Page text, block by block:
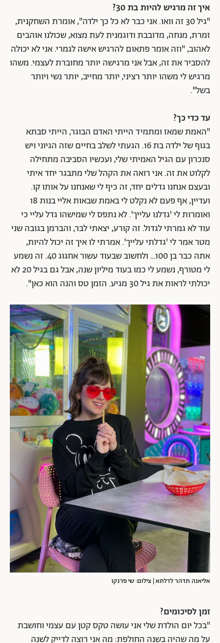
איך זה מרגיש להיות בת 30?
"גיל 30 זה וואו. אני כבר לא כל כך ילדה", אומרת השחקנית,
זמרת, מנחה, מדובבת ודוגמנית לעת מצוא, שכולנו אוהבים
לאהוב, "וזה אומר פתאום להרגיש אישה לגמרי. אני לא יכולה
להסביר את זה, אבל אני מרגישה יותר מחוברת לעצמי. משהו
מרגיש לי משהו יותר רציני, יותר מחייב, יותר נשי ויותר
בשל".
עד כדי כך?
"האמת שמאז ומתמיד הייתי האדם הבוגר, הייתי סבתא
בגוף של ילדה בת 16. הגעתי לשלב בחיים שזה הגיוני ויש
סנכרון עם הגיל האמיתי שלי, ועכשיו הסביבה מתחילה
לקלוט את זה. אני רואה את הקהל שלי מתבגר יחד איתי
ובעצם אנחנו גדלים יחד, זה כיף לי שאנחנו על אותו קו.
ועדיין, אף פעם לא נקלט לי באמת שבאות אליי בנות 18
ואומרות לי 'גדלנו עלייך'. לא נתפס לי שמישהו גדל עליי כי
עוד לא גמרתי לגדול. זה קורע, יצאתי לבר, והברמן בגובה שני
מטר אמר לי 'גדלתי עלייך'. אמרתי לו איך זה יכול להיות,
אתה כבר בן 100… ולחשוב שבעוד עשור אחגוג 40. זה נשמע
לי מטורף, נשמע לי כמו בעוד מיליון שנה, אבל גם בגיל 20 לא
יכולתי לראות את גיל 30 מגיע. הזמן טס והנה הוא כאן".
אליאנה תדהר לדלתא | צילום: שי פרנקו
זמן לסיכומים?
"בכל יום הולדת שלי אני עושה טקס קטן עם עצמי וחושבת
על מה שהיה בשנה החולפת: מה אני רוצה לדייק לשנה